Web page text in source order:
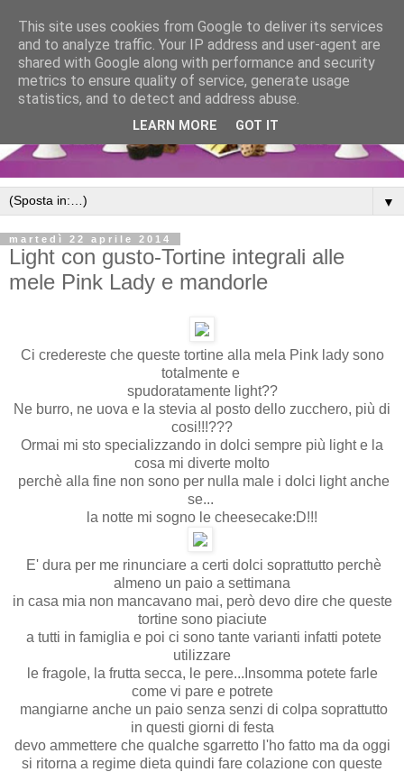
▼
martedì 22 aprile 2014
Light con gusto-Tortine integrali alle
mele Pink Lady e mandorle
Ci credereste che queste tortine alla mela Pink lady sono
totalmente e
spudoratamente light??
Ne burro, ne uova e la stevia al posto dello zucchero, più di
cosi!!!???
Ormai mi sto specializzando in dolci sempre più light e la
cosa mi diverte molto
perchè alla fine non sono per nulla male i dolci light anche
se...
la notte mi sogno le cheesecake:D!!!
E' dura per me rinunciare a certi dolci soprattutto perchè
almeno un paio a settimana
in casa mia non mancavano mai, però devo dire che queste
tortine sono piaciute
a tutti in famiglia e poi ci sono tante varianti infatti potete
utilizzare
le fragole, la frutta secca, le pere...Insomma potete farle
come vi pare e potrete
mangiarne anche un paio senza senzi di colpa soprattutto
in questi giorni di festa
devo ammettere che qualche sgarretto l'ho fatto ma da oggi
si ritorna a regime dieta quindi fare colazione con queste
This site uses cookies from Google to deliver its services
and to analyze traffic. Your IP address and user-agent are
shared with Google along with performance and security
metrics to ensure quality of service, generate usage
statistics, and to detect and address abuse.
LEARN MORE GOT IT